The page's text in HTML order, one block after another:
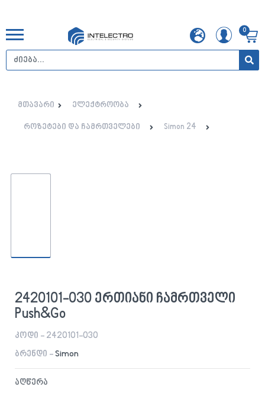
0
მთავარი ელექტროობა
როზეტები და ჩამრთველები Simon 24
2420101-030 ერთიანი ჩამრთველი
Push&Go
კოდი - 2420101-030
ბრენდი -Simon
აღწერა